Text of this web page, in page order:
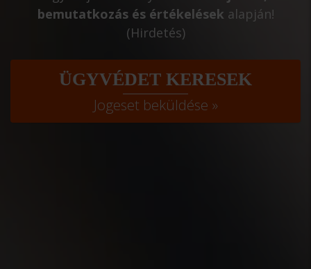
bemutatkozás és értékelések alapján!
(Hirdetés)
ÜGYVÉDET KERESEK
Jogeset beküldése »